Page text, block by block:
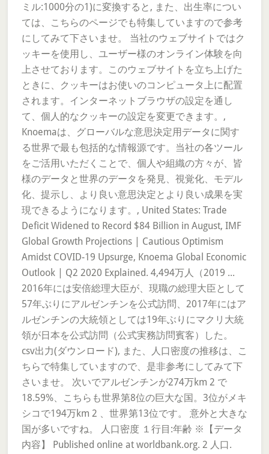
ミル:1000分の1)に変換すると, また、出生率につい
ては、こちらのページでも特集していますので参考
にしてみて下さいませ。 当社のウェブサイトではク
ッキーを使用し、ユーザー様のオンライン体験を向
上させております。このウェブサイトを立ち上げた
ときに、クッキーはお使いのコンピュータ上に配置
されます。インターネットブラウザの設定を通し
て、個人的なクッキーの設定を変更できます。,
Knoemaは、グローバルな意思決定用データに関す
る世界で最も包括的な情報源です。当社の各ツール
をご活用いただくことで、個人や組織の方々が、皆
様のデータと世界のデータを発見、視覚化、モデル
化、提示し、より良い意思決定とより良い成果を実
現できるようになります。, United States: Trade
Deficit Widened to Record $84 Billion in August, IMF
Global Growth Projections | Cautious Optimism
Amidst COVID-19 Upsurge, Knoema Global Economic
Outlook | Q2 2020 Explained. 4,494万人（2019 ...
2016年には安倍総理大臣が、現職の総理大臣として
57年ぶりにアルゼンチンを公式訪問、2017年にはア
ルゼンチンの大統領としては19年ぶりにマクリ大統
領が日本を公式訪問（公式実務訪問賓客）した。
csv出力(ダウンロード), また、人口密度の推移は、こ
ちらで特集していますので、是非参考にしてみて下
さいませ。 次いでアルゼンチンが274万km 2 で
18.59%、こちらも世界第8位の巨大な国。3位がメキ
シコで194万km 2 、世界第13位です。 意外と大きな
国が多いですね。 人口密度 １行目:年齢 ※【データ
内容】 Published online at worldbank.org. 2 人口.